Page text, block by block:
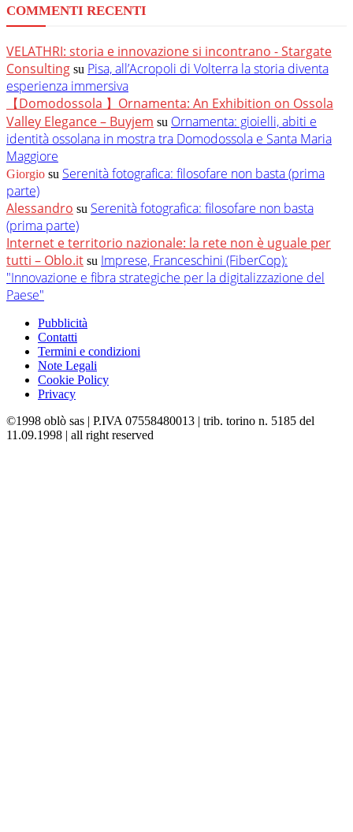
COMMENTI RECENTI
VELATHRI: storia e innovazione si incontrano - Stargate
Consulting su Pisa, all’Acropoli di Volterra la storia diventa
esperienza immersiva
【Domodossola 】Ornamenta: An Exhibition on Ossola
Valley Elegance – Buyjem su Ornamenta: gioielli, abiti e
identità ossolana in mostra tra Domodossola e Santa Maria
Maggiore
Giorgio su Serenità fotografica: filosofare non basta (prima
parte)
Alessandro su Serenità fotografica: filosofare non basta
(prima parte)
Internet e territorio nazionale: la rete non è uguale per
tutti – Oblo.it su Imprese, Franceschini (FiberCop):
"Innovazione e fibra strategiche per la digitalizzazione del
Paese"
Pubblicità
Contatti
Termini e condizioni
Note Legali
Cookie Policy
Privacy
©1998 oblò sas | P.IVA 07558480013 | trib. torino n. 5185 del
11.09.1998 | all right reserved